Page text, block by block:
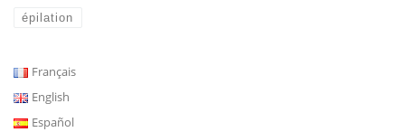
épilation
Français
English
Español